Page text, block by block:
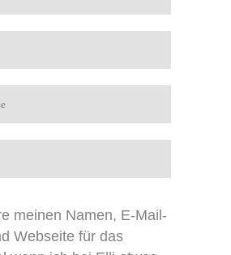
meinen Namen, E-Mail-
Webseite für das